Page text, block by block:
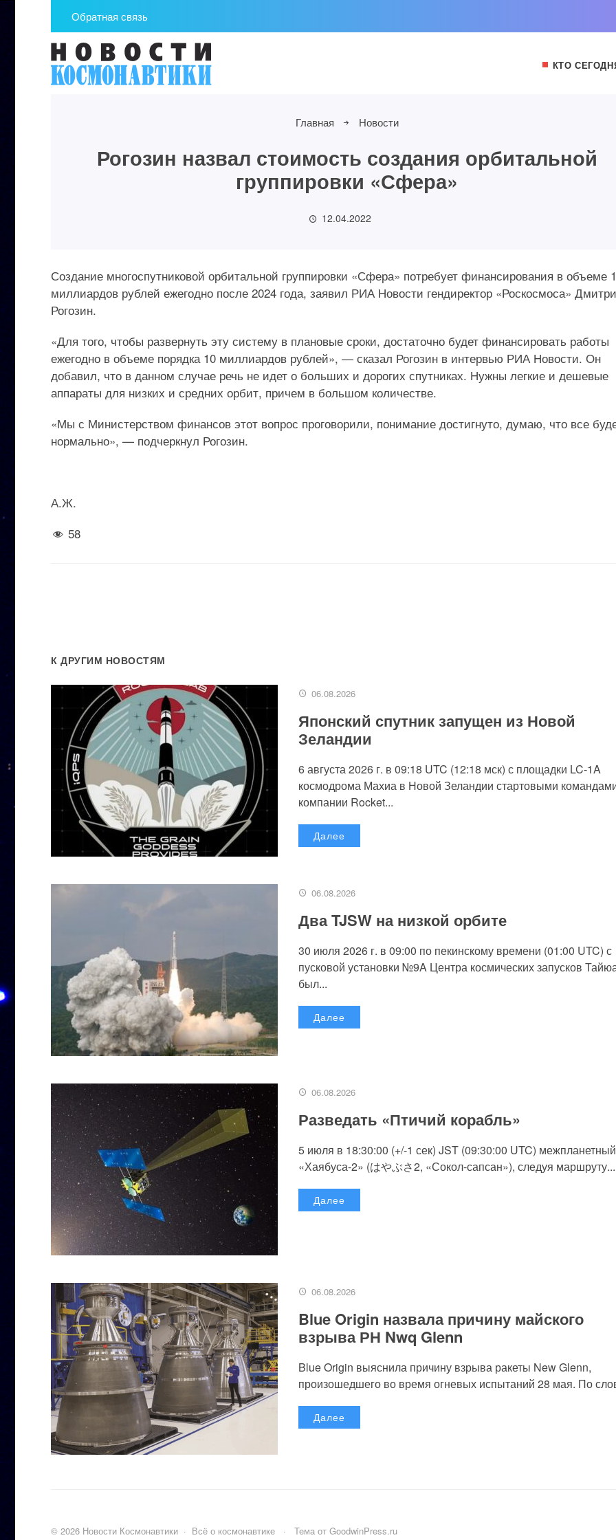
Обратная связь
КТО
Главная Новости
Рогозин назвал стоимость создания орбитальной
группировки «Сфера»
12.04.2022
Создание многоспутниковой орбитальной группировки «Сфера» потребует финансирования в объеме
миллиардов рублей ежегодно после 2024 года, заявил РИА Новости гендиректор «Роскосмоса»
Рогозин.
«Для того, чтобы развернуть эту систему в плановые сроки, достаточно будет финансировать работы
ежегодно в объеме порядка 10 миллиардов рублей», — сказал Рогозин в интервью РИА Новости. Он
добавил, что в данном случае речь не идет о больших и дорогих спутниках. Нужны легкие и дешевые
аппараты для низких и средних орбит, причем в большом количестве.
«Мы с Министерством финансов этот вопрос проговорили, понимание достигнуто, думаю, что все
нормально», — подчеркнул Рогозин.
А.Ж.
58
К ДРУГИМ НОВОСТЯМ
06.08.2026
Японский спутник запущен из Новой
Зеландии
6 августа 2026 г. в 09:18 UTC (12:18 мск) с площадки LC-1A
космодрома Махиа в Новой Зеландии стартовыми
компании Rocket...
Далее
06.08.2026
Два TJSW на низкой орбите
30 июля 2026 г. в 09:00 по пекинскому времени (01:00 UTC) с
пусковой установки №9A Центра космических запусков
был...
Далее
06.08.2026
Разведать «Птичий корабль»
5 июля в 18:30:00 (+/-1 сек) JST (09:30:00 UTC)
«Хаябуса-2» (はやぶさ2, «Сокол-сапсан»), следуя маршруту...
Далее
06.08.2026
Blue Origin назвала причину майского
взрыва РН Nwq Glenn
Blue Origin выяснила причину взрыва ракеты New Glenn,
произошедшего во время огневых испытаний 28 мая. По
Далее
© 2026 Новости Космонавтики · Всё о космонавтике · Тема от GoodwinPress.ru